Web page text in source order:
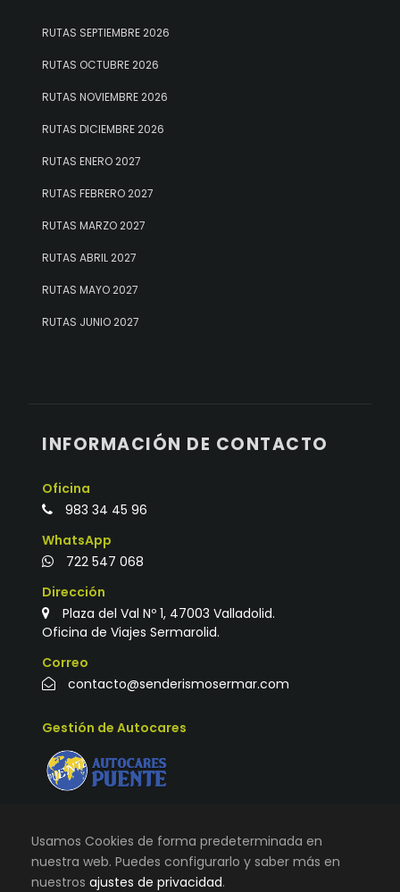
RUTAS SEPTIEMBRE 2026
RUTAS OCTUBRE 2026
RUTAS NOVIEMBRE 2026
RUTAS DICIEMBRE 2026
RUTAS ENERO 2027
RUTAS FEBRERO 2027
RUTAS MARZO 2027
RUTAS ABRIL 2027
RUTAS MAYO 2027
RUTAS JUNIO 2027
INFORMACIÓN DE CONTACTO
Oficina
983 34 45 96
WhatsApp
722 547 068
Dirección
Plaza del Val Nº 1, 47003 Valladolid.
Oficina de Viajes Sermarolid.
Correo
contacto@senderismosermar.com
Gestión de Autocares
Usamos Cookies de forma predeterminada en
nuestra web. Puedes configurarlo y saber más en
nuestros ajustes de privacidad.